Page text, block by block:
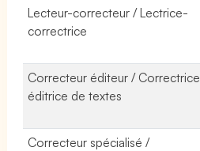
Lecteur-correcteur / Lectrice-
correctrice
Correcteur éditeur / Correctrice
éditrice de textes
Correcteur spécialisé /